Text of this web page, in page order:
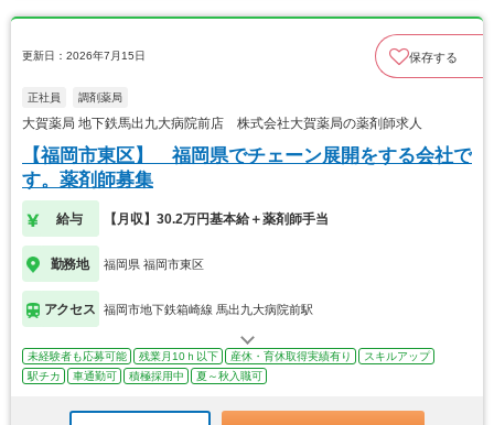
更新日：2026年7月15日 保存する
正社員 調剤薬局
大賀薬局 地下鉄馬出九大病院前店 株式会社大賀薬局の薬剤師求人
【福岡市東区】 福岡県でチェーン展開をする会社で
す。薬剤師募集
給与 【月収】30.2万円基本給＋薬剤師手当
勤務地 福岡県 福岡市東区
アクセス 福岡市地下鉄箱崎線 馬出九大病院前駅
未経験者も応募可能 残業月10ｈ以下 産休・育休取得実績有り
スキルアップ
駅チカ
車通勤可 積極採用中 夏～秋入職可